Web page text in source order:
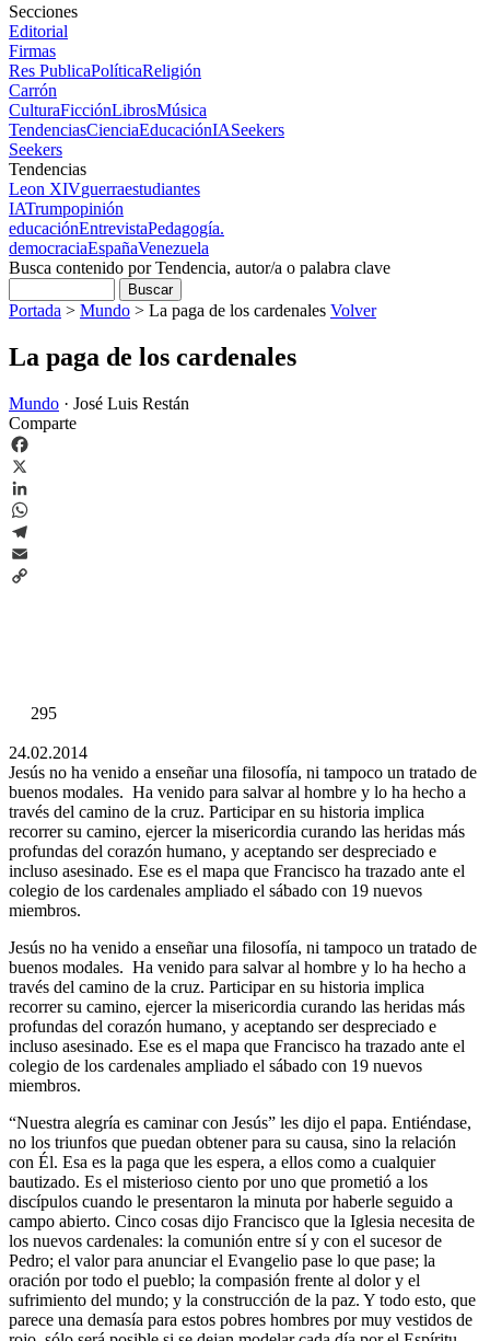
Secciones
Editorial
Firmas
Res PublicaPolíticaReligión
Carrón
CulturaFicciónLibrosMúsica
TendenciasCienciaEducaciónIASeekers
Seekers
Tendencias
Leon XIVguerraestudiantes
IATrumpopinión
educaciónEntrevistaPedagogía.
democraciaEspañaVenezuela
Busca contenido por Tendencia, autor/a o palabra clave
Portada > Mundo > La paga de los cardenales Volver
La paga de los cardenales
Mundo · José Luis Restán
Comparte
Facebook
X
LinkedIn
WhatsApp
Telegram
Email
295
24.02.2014
Jesús no ha venido a enseñar una filosofía, ni tampoco un tratado de
buenos modales. Ha venido para salvar al hombre y lo ha hecho a
través del camino de la cruz. Participar en su historia implica
recorrer su camino, ejercer la misericordia curando las heridas más
profundas del corazón humano, y aceptando ser despreciado e
incluso asesinado. Ese es el mapa que Francisco ha trazado ante el
colegio de los cardenales ampliado el sábado con 19 nuevos
miembros.
Jesús no ha venido a enseñar una filosofía, ni tampoco un tratado de
buenos modales. Ha venido para salvar al hombre y lo ha hecho a
través del camino de la cruz. Participar en su historia implica
recorrer su camino, ejercer la misericordia curando las heridas más
profundas del corazón humano, y aceptando ser despreciado e
incluso asesinado. Ese es el mapa que Francisco ha trazado ante el
colegio de los cardenales ampliado el sábado con 19 nuevos
miembros.
“Nuestra alegría es caminar con Jesús” les dijo el papa. Entiéndase,
no los triunfos que puedan obtener para su causa, sino la relación
con Él. Esa es la paga que les espera, a ellos como a cualquier
bautizado. Es el misterioso ciento por uno que prometió a los
discípulos cuando le presentaron la minuta por haberle seguido a
campo abierto. Cinco cosas dijo Francisco que la Iglesia necesita de
los nuevos cardenales: la comunión entre sí y con el sucesor de
Pedro; el valor para anunciar el Evangelio pase lo que pase; la
oración por todo el pueblo; la compasión frente al dolor y el
sufrimiento del mundo; y la construcción de la paz. Y todo esto, que
parece una demasía para estos pobres hombres por muy vestidos de